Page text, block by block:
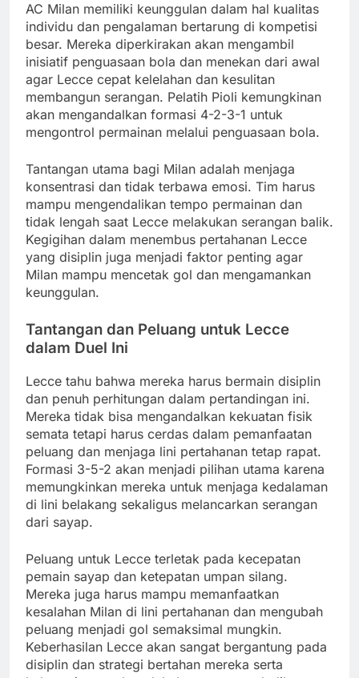
AC Milan memiliki keunggulan dalam hal kualitas
individu dan pengalaman bertarung di kompetisi
besar. Mereka diperkirakan akan mengambil
inisiatif penguasaan bola dan menekan dari awal
agar Lecce cepat kelelahan dan kesulitan
membangun serangan. Pelatih Pioli kemungkinan
akan mengandalkan formasi 4-2-3-1 untuk
mengontrol permainan melalui penguasaan bola.
Tantangan utama bagi Milan adalah menjaga
konsentrasi dan tidak terbawa emosi. Tim harus
mampu mengendalikan tempo permainan dan
tidak lengah saat Lecce melakukan serangan balik.
Kegigihan dalam menembus pertahanan Lecce
yang disiplin juga menjadi faktor penting agar
Milan mampu mencetak gol dan mengamankan
keunggulan.
Tantangan dan Peluang untuk Lecce
dalam Duel Ini
Lecce tahu bahwa mereka harus bermain disiplin
dan penuh perhitungan dalam pertandingan ini.
Mereka tidak bisa mengandalkan kekuatan fisik
semata tetapi harus cerdas dalam pemanfaatan
peluang dan menjaga lini pertahanan tetap rapat.
Formasi 3-5-2 akan menjadi pilihan utama karena
memungkinkan mereka untuk menjaga kedalaman
di lini belakang sekaligus melancarkan serangan
dari sayap.
Peluang untuk Lecce terletak pada kecepatan
pemain sayap dan ketepatan umpan silang.
Mereka juga harus mampu memanfaatkan
kesalahan Milan di lini pertahanan dan mengubah
peluang menjadi gol semaksimal mungkin.
Keberhasilan Lecce akan sangat bergantung pada
disiplin dan strategi bertahan mereka serta